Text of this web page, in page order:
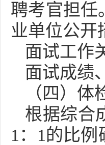
聘考官担任
业单位公开
面试工作
面试成绩
（四）体
根据综合
1：1的比